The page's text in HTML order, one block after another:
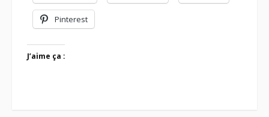
Pinterest
J’aime ça :